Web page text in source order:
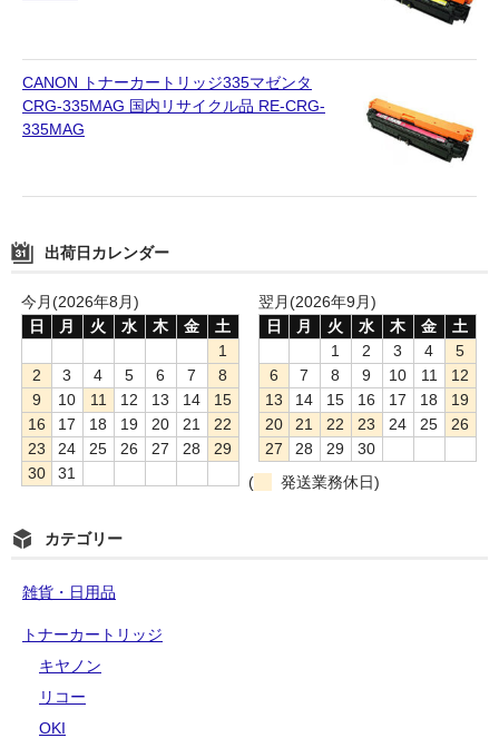
CANON トナーカートリッジ335マゼンタ
CRG-335MAG 国内リサイクル品 RE-CRG-
335MAG
出荷日カレンダー
今月(2026年8月)
日
月 火 水 木 金
土
1
2
3 4 5 6 7
8
9
10 11 12 13 14
15
16
17 18 19 20 21
22
23
24 25 26 27 28
29
30
31
翌月(2026年9月)
日
月 火 水 木 金
土
1
2 3 4
5
6
7 8 9 10 11
12
13
14 15 16 17 18
19
20
21 22 23 24 25
26
27
28 29
30
(
発送業務休日)
カテゴリー
雑貨・日用品
トナーカートリッジ
キヤノン
リコー
OKI